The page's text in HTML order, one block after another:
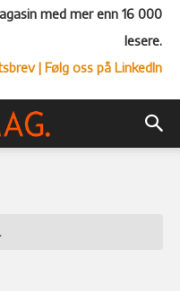
med mer enn 16 000
lesere.
| Følg oss på LinkedIn